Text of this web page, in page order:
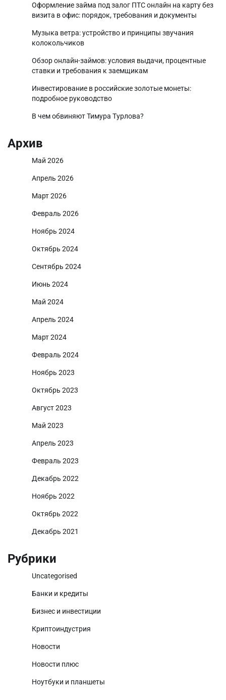
Оформление займа под залог ПТС онлайн на карту без
визита в офис: порядок, требования и документы
Музыка ветра: устройство и принципы звучания
колокольчиков
Обзор онлайн-займов: условия выдачи, процентные
ставки и требования к заемщикам
Инвестирование в российские золотые монеты:
подробное руководство
В чем обвиняют Тимура Турлова?
Архив
Май 2026
Апрель 2026
Март 2026
Февраль 2026
Ноябрь 2024
Октябрь 2024
Сентябрь 2024
Июнь 2024
Май 2024
Апрель 2024
Март 2024
Февраль 2024
Ноябрь 2023
Октябрь 2023
Август 2023
Май 2023
Апрель 2023
Февраль 2023
Декабрь 2022
Ноябрь 2022
Октябрь 2022
Декабрь 2021
Рубрики
Uncategorised
Банки и кредиты
Бизнес и инвестиции
Криптоиндустрия
Новости
Новости плюс
Ноутбуки и планшеты